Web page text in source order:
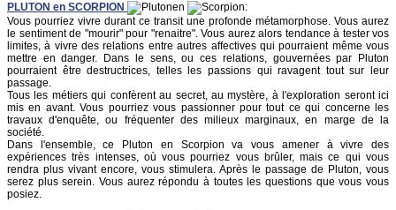
PLUTON en SCORPION en
:
Vous pourriez vivre durant ce transit une profonde métamorphose. Vous aurez
le sentiment de "mourir" pour "renaitre". Vous aurez alors tendance à tester vos
limites, à vivre des relations entre autres affectives qui pourraient même vous
mettre en danger. Dans le sens, ou ces relations, gouvernées par Pluton
pourraient être destructrices, telles les passions qui ravagent tout sur leur
passage.
Tous les métiers qui confèrent au secret, au mystère, à l'exploration seront ici
mis en avant. Vous pourriez vous passionner pour tout ce qui concerne les
travaux d'enquête, ou fréquenter des milieux marginaux, en marge de la
société.
Dans l'ensemble, ce Pluton en Scorpion va vous amener à vivre des
expériences très intenses, où vous pourriez vous brûler, mais ce qui vous
rendra plus vivant encore, vous stimulera. Après le passage de Pluton, vous
serez plus serein. Vous aurez répondu à toutes les questions que vous vous
posiez.